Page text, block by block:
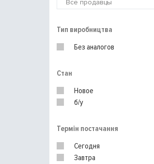
Тип виробництва
Без аналогов
Стан
Новое
б/у
Термін постачання
Сегодня
Завтра